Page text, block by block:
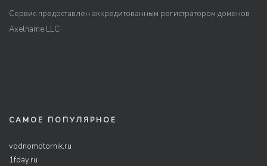
Сервис предоставлен аккредитованным регистратором доменов
Axelname LLC
САМОЕ ПОПУЛЯРНОЕ
vodnomotornik.ru
1fday.ru